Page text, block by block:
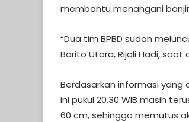
membantu menangani
“Dua tim BPBD sudah
Barito Utara, Rijali Hadi,
Berdasarkan informasi yang
ini pukul 20.30 WIB masih
60 cm, sehingga memutus